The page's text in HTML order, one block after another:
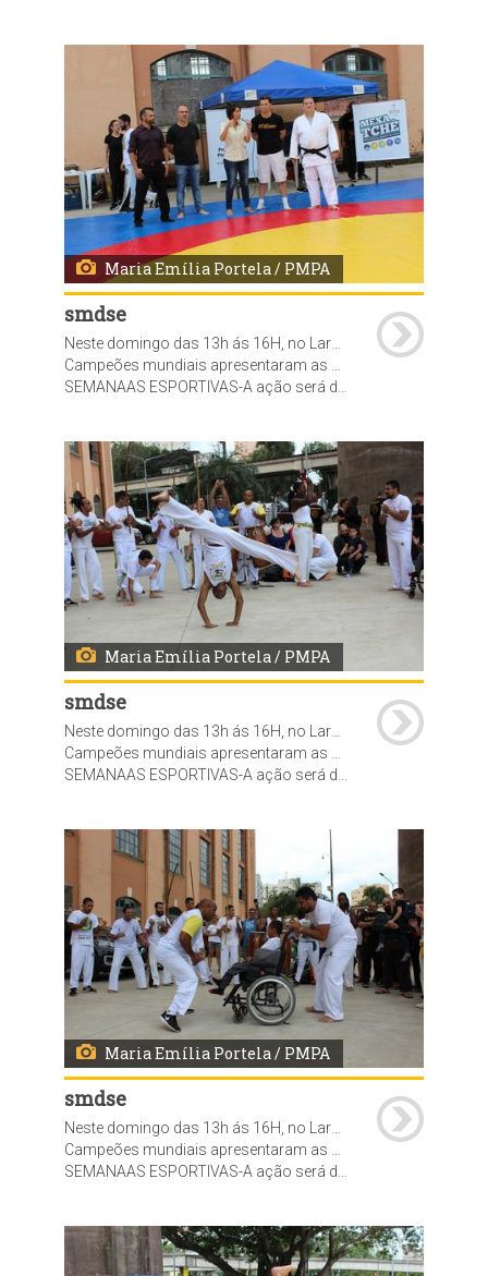
Maria Emília Portela / PMPA
smdse
Neste domingo das 13h ás 16H, no Largo da Usina do Gasômetro, foi realizada a abertura oficial da SEMANA DAS LUTAS do projeto Mexatchê.
Campeões mundiais apresentaram as modalidades de Judô, Hapkido, Jiu Jitsu, Wrestling, Muhaythay e Capoeira
SEMANAAS ESPORTIVAS-A ação será desenvolvida ao longo do ano pela Secretaria Municipal de Desenvolvimento Social e Esporte (SMDSE), por meio da Diretoria-Geral de Esporte, Recreação e Lazer, com o objetivo de promover saúde, educação e inserção social por meio do esporte, além de assegurar uma melhor qualidade de vida. O programa prevê a realização de diversas semanas esportivas, em parceria com as federações, clubes e entidades esportivas, Empresa Pública de Transporte e Circulação (EPTC), Departamento Municipal de Limpeza Urbana (DMLU), Secretaria do Meio Ambiente e da Sustentabilidade.
Maria Emília Portela / PMPA
smdse
Campeões mundiais apresentaram as modalidades de Judô, Hapkido, Jiu Jitsu, Wrestling, Muhaythay e Capoeira
SEMANAAS ESPORTIVAS-A ação será desenvolvida ao longo do ano pela Secretaria Municipal de Desenvolvimento Social e Esporte (SMDSE), por meio da Diretoria-Geral de Esporte, Recreação e Lazer, com o objetivo de promover saúde, educação e inserção social por meio do esporte, além de assegurar uma melhor qualidade de vida. O programa prevê a realização de diversas semanas esportivas, em parceria com as federações, clubes e entidades esportivas, Empresa Pública de Transporte e Circulação (EPTC), Departamento Municipal de Limpeza Urbana (DMLU), Secretaria do Meio Ambiente e da Sustentabilidade.
Maria Emília Portela / PMPA
smdse
Neste domingo das 13h ás 16H, no Largo da Usina do Gasômetro, foi realizada a abertura oficial da SEMANA DAS LUTAS do projeto Mexatchê.
Campeões mundiais apresentaram as modalidades de Judô, Hapkido, Jiu Jitsu, Wrestling, Muhaythay e Capoeira
SEMANAAS ESPORTIVAS-A ação será desenvolvida ao longo do ano pela Secretaria Municipal de Desenvolvimento Social e Esporte (SMDSE), por meio da Diretoria-Geral de Esporte, Recreação e Lazer, com o objetivo de promover saúde, educação e inserção social por meio do esporte, além de assegurar uma melhor qualidade de vida. O programa prevê a realização de diversas semanas esportivas, em parceria com as federações, clubes e entidades esportivas, Empresa Pública de Transporte e Circulação (EPTC), Departamento Municipal de Limpeza Urbana (DMLU), Secretaria do Meio Ambiente e da Sustentabilidade.